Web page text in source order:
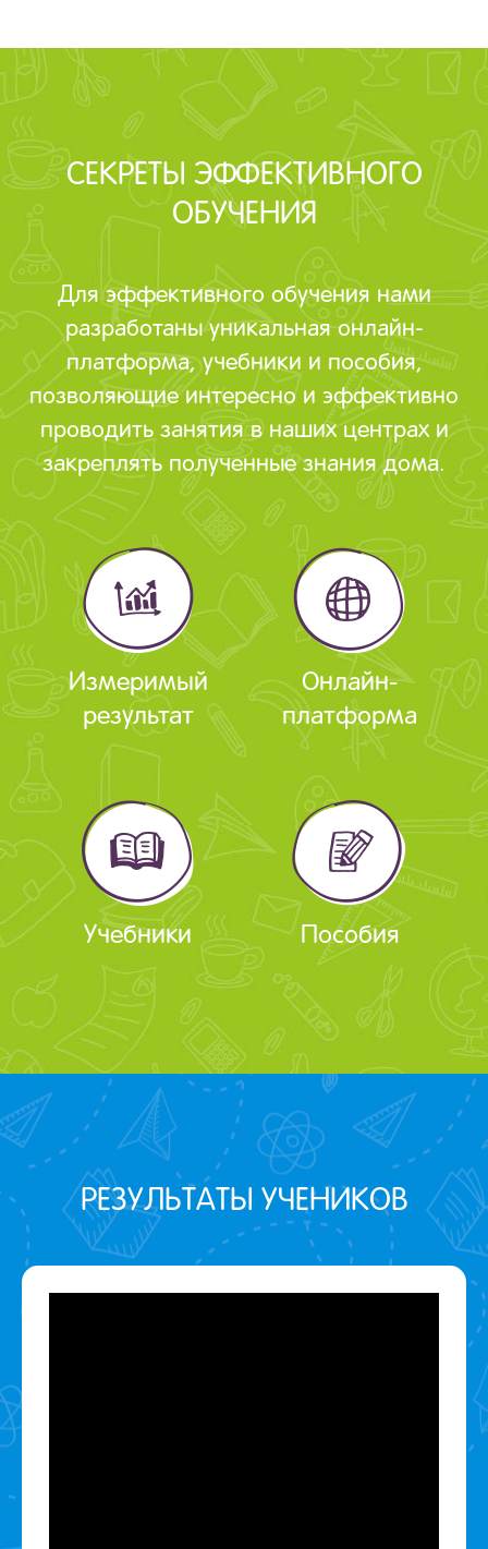
СЕКРЕТЫ ЭФФЕКТИВНОГО
ОБУЧЕНИЯ
Для эффективного обучения нами
разработаны уникальная онлайн-
платформа, учебники и пособия,
позволяющие интересно и эффективно
проводить занятия в наших центрах и
закреплять полученные знания дома.
Измеримый
результат
Онлайн-
платформа
Учебники Пособия
РЕЗУЛЬТАТЫ УЧЕНИКОВ